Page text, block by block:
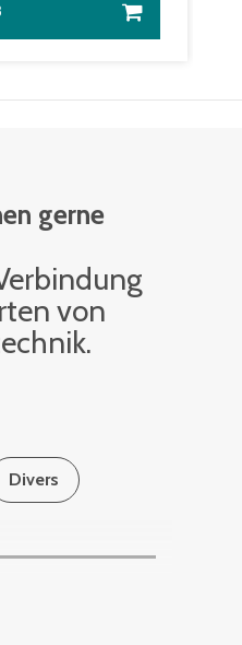
gerne
von
Divers